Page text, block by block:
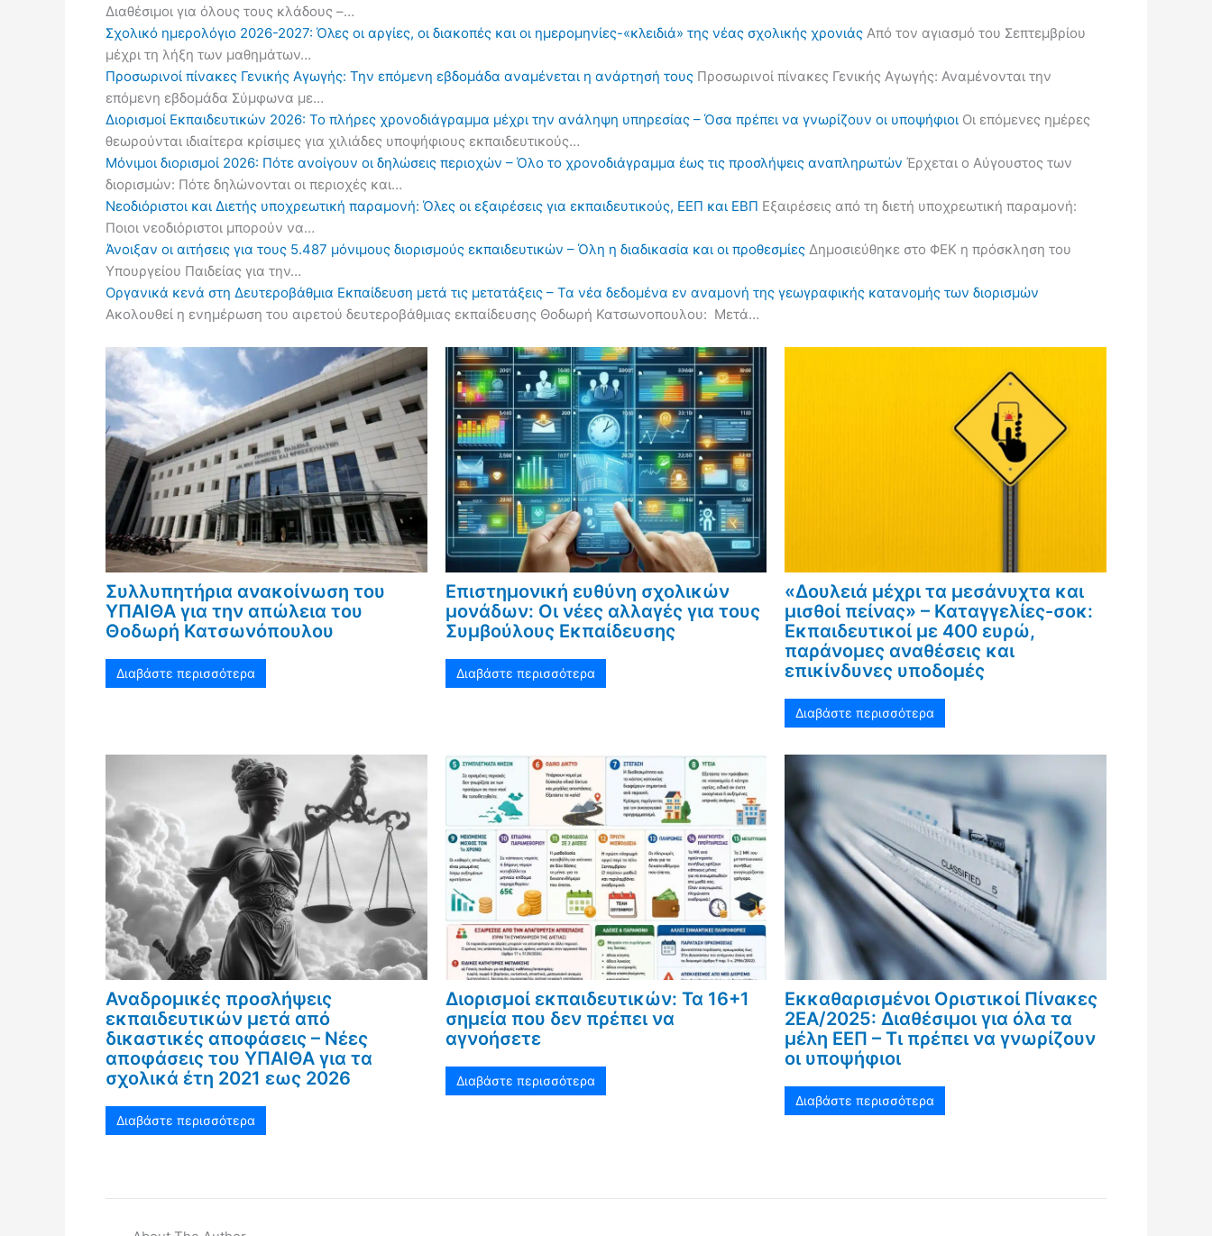
Διαθέσιμοι για όλους τους κλάδους –…
Σχολικό ημερολόγιο 2026-2027: Όλες οι αργίες, οι διακοπές και οι ημερομηνίες-«κλειδιά» της νέας σχολικής χρονιάς Από τον αγιασμό του Σεπτεμβρίου
μέχρι τη λήξη των μαθημάτων…
Προσωρινοί πίνακες Γενικής Αγωγής: Την επόμενη εβδομάδα αναμένεται η ανάρτησή τους Προσωρινοί πίνακες Γενικής Αγωγής: Αναμένονται την
επόμενη εβδομάδα Σύμφωνα με…
Διορισμοί Εκπαιδευτικών 2026: Το πλήρες χρονοδιάγραμμα μέχρι την ανάληψη υπηρεσίας – Όσα πρέπει να γνωρίζουν οι υποψήφιοι Οι επόμενες ημέρες
θεωρούνται ιδιαίτερα κρίσιμες για χιλιάδες υποψήφιους εκπαιδευτικούς…
Μόνιμοι διορισμοί 2026: Πότε ανοίγουν οι δηλώσεις περιοχών – Όλο το χρονοδιάγραμμα έως τις προσλήψεις αναπληρωτών Έρχεται ο Αύγουστος των
διορισμών: Πότε δηλώνονται οι περιοχές και…
Νεοδιόριστοι και Διετής υποχρεωτική παραμονή: Όλες οι εξαιρέσεις για εκπαιδευτικούς, ΕΕΠ και ΕΒΠ Εξαιρέσεις από τη διετή υποχρεωτική παραμονή:
Ποιοι νεοδιόριστοι μπορούν να…
Άνοιξαν οι αιτήσεις για τους 5.487 μόνιμους διορισμούς εκπαιδευτικών – Όλη η διαδικασία και οι προθεσμίες Δημοσιεύθηκε στο ΦΕΚ η πρόσκληση του
Υπουργείου Παιδείας για την…
Οργανικά κενά στη Δευτεροβάθμια Εκπαίδευση μετά τις μετατάξεις – Τα νέα δεδομένα εν αναμονή της γεωγραφικής κατανομής των διορισμών
Ακολουθεί η ενημέρωση του αιρετού δευτεροβάθμιας εκπαίδευσης Θοδωρή Κατσωνοπουλου: Μετά…
Συλλυπητήρια ανακοίνωση του
ΥΠΑΙΘΑ για την απώλεια του
Θοδωρή Κατσωνόπουλου
Διαβάστε περισσότερα
Επιστημονική ευθύνη σχολικών
μονάδων: Οι νέες αλλαγές για τους
Συμβούλους Εκπαίδευσης
Διαβάστε περισσότερα
«Δουλειά μέχρι τα μεσάνυχτα και
μισθοί πείνας» – Καταγγελίες-σοκ:
Εκπαιδευτικοί με 400 ευρώ,
παράνομες αναθέσεις και
επικίνδυνες υποδομές
Διαβάστε περισσότερα
Αναδρομικές προσλήψεις
εκπαιδευτικών μετά από
δικαστικές αποφάσεις – Νέες
αποφάσεις του ΥΠΑΙΘΑ για τα
σχολικά έτη 2021 εως 2026
Διαβάστε περισσότερα
Διορισμοί εκπαιδευτικών: Τα 16+1
σημεία που δεν πρέπει να
αγνοήσετε
Διαβάστε περισσότερα
Εκκαθαρισμένοι Οριστικοί Πίνακες
2ΕΑ/2025: Διαθέσιμοι για όλα τα
μέλη ΕΕΠ – Τι πρέπει να γνωρίζουν
οι υποψήφιοι
Διαβάστε περισσότερα